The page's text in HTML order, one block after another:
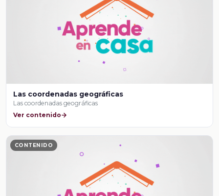
Las coordenadas geográficas
Las coordenadas geográficas
Ver contenido
CONTENIDO